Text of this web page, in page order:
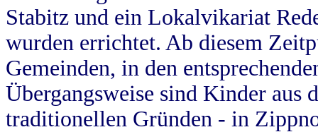
Stabitz und ein Lokalvikariat
wurden errichtet. Ab diesem
Gemeinden, in den
Übergangsweise sind Kinder aus
traditionellen Gründen - in